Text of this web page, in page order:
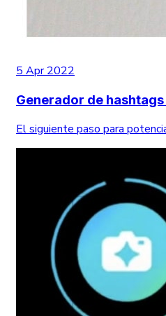
5 Apr 2022
Generador de
El siguiente paso para